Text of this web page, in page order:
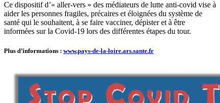
Ce dispositif d’« aller-vers » des médiateurs de lutte anti-covid vise à
aider les personnes fragiles, précaires et éloignées du système de
santé qui le souhaitent, à se faire vacciner, dépister et à être
informées sur la Covid-19 lors des différentes étapes du tour.
Plus d’informations : www.pays-de-la-loire.ars.sante.fr